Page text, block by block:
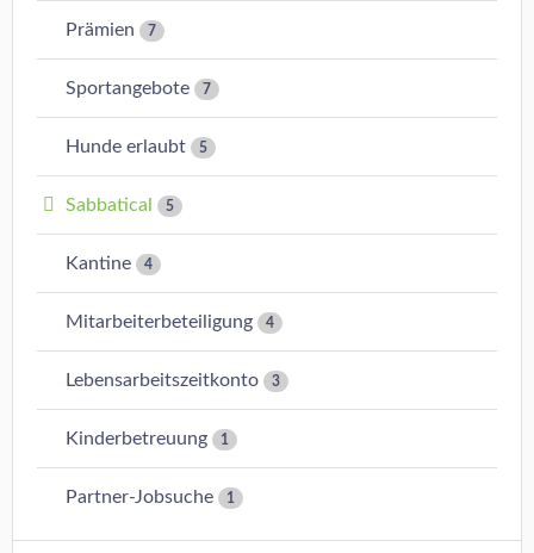
Prämien 7
Sportangebote 7
Hunde erlaubt 5
Sabbatical 5
Kantine 4
Mitarbeiterbeteiligung 4
Lebensarbeitszeitkonto 3
Kinderbetreuung 1
Partner-Jobsuche 1